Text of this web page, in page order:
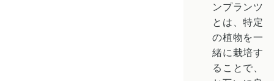
ンプランツ
とは、特定
の植物を一
緒に栽培す
ることで、